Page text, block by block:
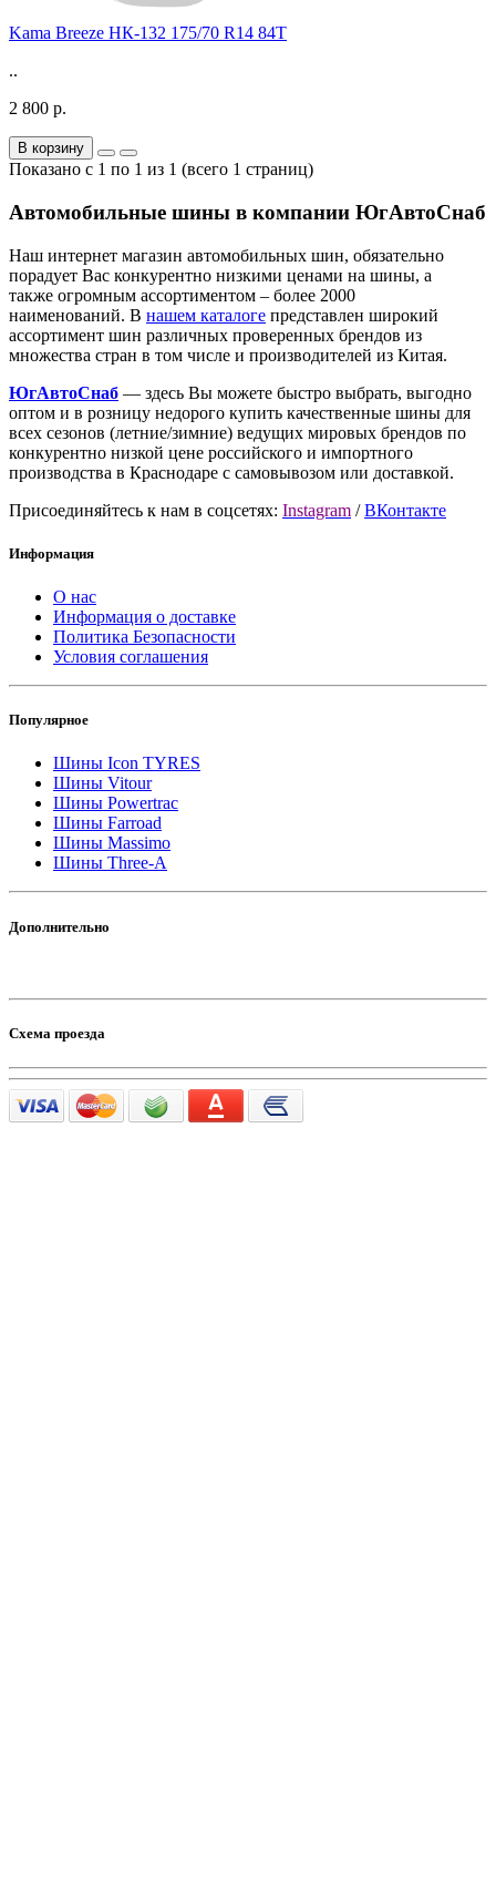
Kama Breeze НК-132 175/70 R14 84T
..
2 800 р.
В корзину
Показано с 1 по 1 из 1 (всего 1 страниц)
Автомобильные шины в компании ЮгАвтоСнаб
Наш интернет магазин автомобильных шин, обязательно
порадует Вас конкурентно низкими ценами на шины, а
также огромным ассортиментом – более 2000
наименований. В нашем каталоге представлен широкий
ассортимент шин различных проверенных брендов из
множества стран в том числе и производителей из Китая.
ЮгАвтоСнаб — здесь Вы можете быстро выбрать, выгодно
оптом и в розницу недорого купить качественные шины для
всех сезонов (летние/зимние) ведущих мировых брендов по
конкурентно низкой цене российского и импортного
производства в Краснодаре с самовывозом или доставкой.
Присоединяйтесь к нам в соцсетях: Instagram /ВКонтакте
Информация
О нас
Информация о доставке
Политика Безопасности
Условия соглашения
Популярное
Шины Icon TYRES
Шины Vitour
Шины Powertrac
Шины Farroad
Шины Massimo
Шины Three-A
Дополнительно
Схема проезда